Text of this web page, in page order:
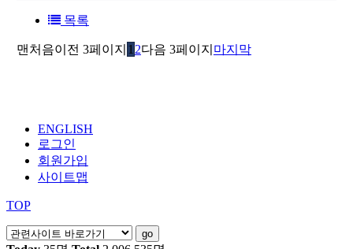
목록
맨처음이전 3페이지 1 2다음 3페이지 마지막
ENGLISH
로그인
회원가입
사이트맵
TOP